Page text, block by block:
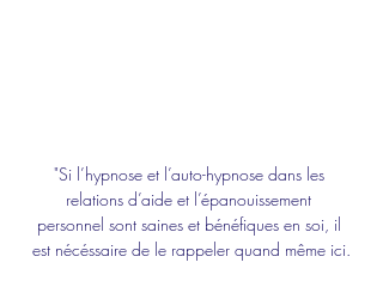
"Si l’hypnose et l’auto-hypnose dans les
relations d’aide et l’épanouissement
personnel sont saines et bénéfiques en soi, il
est nécéssaire de le rappeler quand même ici.